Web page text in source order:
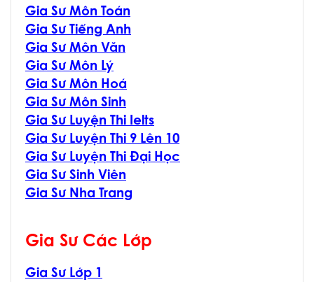
Gia Sư Môn Toán
Gia Sư Tiếng Anh
Gia Sư Môn Văn
Gia Sư Môn Lý
Gia Sư Môn Hoá
Gia Sư Môn Sinh
Gia Sư Luyện Thi Ielts
Gia Sư Luyện Thi 9 Lên 10
Gia Sư Luyện Thi Đại Học
Gia Sư Sinh Viên
Gia Sư Nha Trang
Gia Sư Các Lớp
Gia Sư Lớp 1